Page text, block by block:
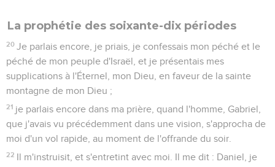
La prophétie des soixante-dix périodes
20 Je parlais encore, je priais, je confessais mon péché et le
péché de mon peuple d'Israël, et je présentais mes
supplications à l'Éternel, mon Dieu, en faveur de la sainte
montagne de mon Dieu ;
21 je parlais encore dans ma prière, quand l'homme, Gabriel,
que j'avais vu précédemment dans une vision, s'approcha de
moi d'un vol rapide, au moment de l'offrande du soir.
22 Il m'instruisit, et s'entretint avec moi. Il me dit : Daniel, je